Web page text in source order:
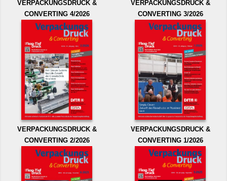
VERPACKUNGSDRUCK &
CONVERTING 4/2026
VERPACKUNGSDRUCK &
CONVERTING 3/2026
VERPACKUNGSDRUCK &
CONVERTING 2/2026
VERPACKUNGSDRUCK &
CONVERTING 1/2026